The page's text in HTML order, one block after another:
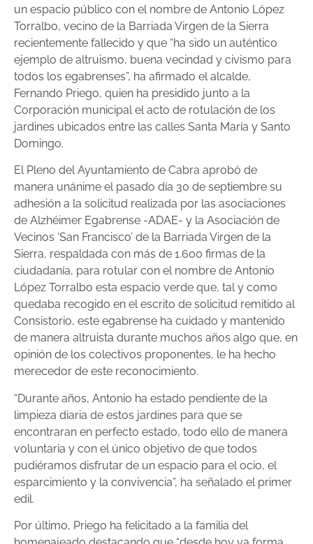
un espacio público con el nombre de Antonio López
Torralbo, vecino de la Barriada Virgen de la Sierra
recientemente fallecido y que “ha sido un auténtico
ejemplo de altruismo, buena vecindad y civismo para
todos los egabrenses”, ha afirmado el alcalde,
Fernando Priego, quien ha presidido junto a la
Corporación municipal el acto de rotulación de los
jardines ubicados entre las calles Santa María y Santo
Domingo.
El Pleno del Ayuntamiento de Cabra aprobó de
manera unánime el pasado día 30 de septiembre su
adhesión a la solicitud realizada por las asociaciones
de Alzhéimer Egabrense -ADAE- y la Asociación de
Vecinos ‘San Francisco’ de la Barriada Virgen de la
Sierra, respaldada con más de 1.600 firmas de la
ciudadanía, para rotular con el nombre de Antonio
López Torralbo esta espacio verde que, tal y como
quedaba recogido en el escrito de solicitud remitido al
Consistorio, este egabrense ha cuidado y mantenido
de manera altruista durante muchos años algo que, en
opinión de los colectivos proponentes, le ha hecho
merecedor de este reconocimiento.
“Durante años, Antonio ha estado pendiente de la
limpieza diaria de estos jardines para que se
encontraran en perfecto estado, todo ello de manera
voluntaria y con el único objetivo de que todos
pudiéramos disfrutar de un espacio para el ocio, el
esparcimiento y la convivencia”, ha señalado el primer
edil.
Por último, Priego ha felicitado a la familia del